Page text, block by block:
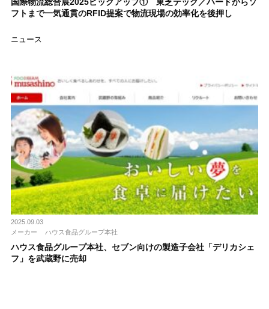
フトまで一気通貫のRFID提案で物流現場の効率化を後押し
ニュース
2025.09.03
メーカー
ハウス食品グループ本社
ハウス食品グループ本社、セブン向けの製造子会社「デリカシェ
フ」を武蔵野に売却